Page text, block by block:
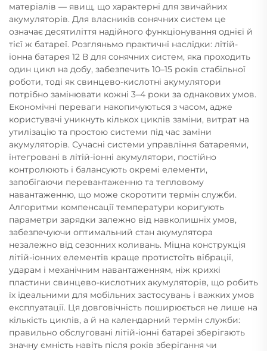
матеріалів — явищ, що характерні для звичайних
акумуляторів. Для власників сонячних систем це
означає десятиліття надійного функціонування однієї й
тієї ж батареї. Розгляньмо практичні наслідки: літій-
іонна батарея 12 В для сонячних систем, яка проходить
один цикл на добу, забезпечить 10–15 років стабільної
роботи, тоді як свинцево-кислотні акумулятори
потрібно замінювати кожні 3–4 роки за однакових умов.
Економічні переваги накопичуються з часом, адже
користувачі уникнуть кількох циклів заміни, витрат на
утилізацію та простою системи під час заміни
акумуляторів. Сучасні системи управління батареями,
інтегровані в літій-іонні акумулятори, постійно
контролюють і балансують окремі елементи,
запобігаючи перевантаженню та тепловому
навантаженню, що може скоротити термін служби.
Алгоритми компенсації температури коригують
параметри зарядки залежно від навколишніх умов,
забезпечуючи оптимальний стан акумулятора
незалежно від сезонних коливань. Міцна конструкція
літій-іонних елементів краще протистоїть вібрації,
ударам і механічним навантаженням, ніж крихкі
пластини свинцево-кислотних акумуляторів, що робить
їх ідеальними для мобільних застосувань і важких умов
експлуатації. Ця довговічність поширюється не лише на
кількість циклів, а й на календарний термін служби:
правильно обслуговані літій-іонні батареї зберігають
значну ємність навіть після років зберігання чи